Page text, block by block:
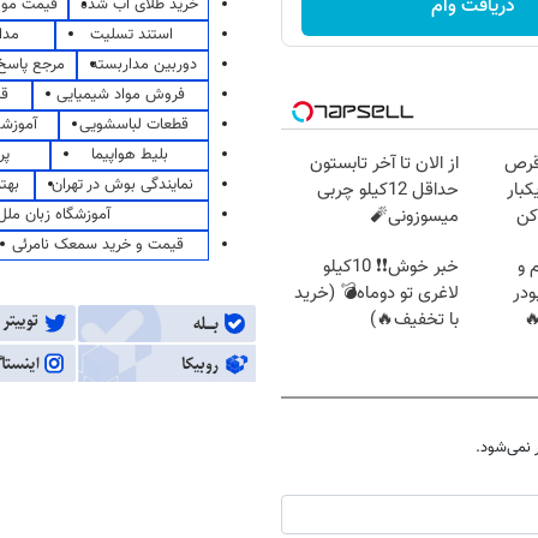
دریافت وام
از الان تا آخر تابستون
حداقل 12کیلو چربی
میسوزونی🧨
و
خبر خوش❗❗ 10کیلو
لاغری تو دوماه💣 (خرید
با تخفیف🔥)
نمی‌شود.
استند تسلیت
دوربین مداربسته
مرجع
فروش مواد شیمیایی
قطعات لباسشویی
بلیط هواپیما
نمایندگی بوش در تهران
آموزشگاه زبان
قیمت و خرید سمعک نامرئی